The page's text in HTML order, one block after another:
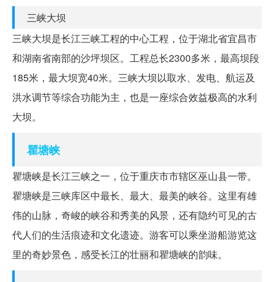
三峡大坝
三峡大坝是长江三峡工程的中心工程，位于湖北省宜昌市
和湖南省南部的沙坪坝区。工程总长2300多米，最高坝段
185米，最大坝宽40米。三峡大坝以取水、发电、航运及
洪水调节等综合功能为主，也是一座综合效益极高的水利
大坝。
瞿塘峡
瞿塘峡是长江三峡之一，位于重庆市市辖区巫山县一带。
瞿塘峡是三峡库区中最长、最大、最美的峡谷。这里有雄
伟的山脉，奇峻的峡谷和秀美的风景，还有隐约可见的古
代人们的生活痕迹和文化遗迹。游客可以乘坐游船游览这
里的奇妙景色，感受长江的壮丽和瞿塘峡的韵味。